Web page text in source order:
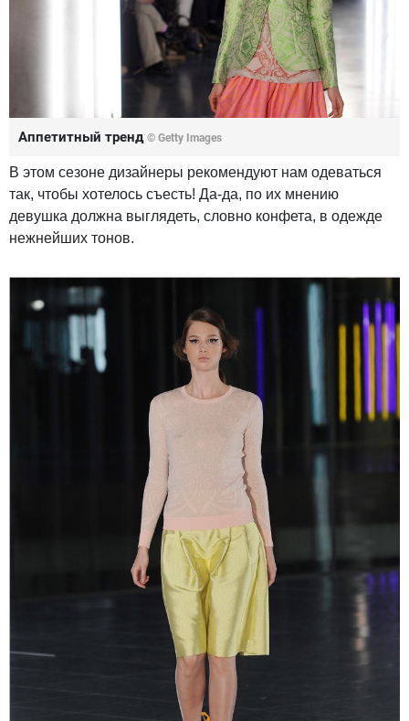
Аппетитный тренд © Getty Images
В этом сезоне дизайнеры рекомендуют нам одеваться
так, чтобы хотелось съесть! Да-да, по их мнению
девушка должна выглядеть, словно конфета, в одежде
нежнейших тонов.